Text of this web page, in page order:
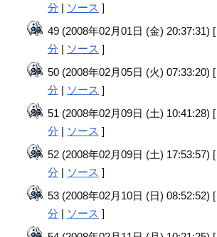
分 | ソース ]
49 (2008年02月01日 (金) 20:37:31) [
分 | ソース ]
50 (2008年02月05日 (火) 07:33:20) [
分 | ソース ]
51 (2008年02月09日 (土) 10:41:28) [
分 | ソース ]
52 (2008年02月09日 (土) 17:53:57) [
分 | ソース ]
53 (2008年02月10日 (日) 08:52:52) [
分 | ソース ]